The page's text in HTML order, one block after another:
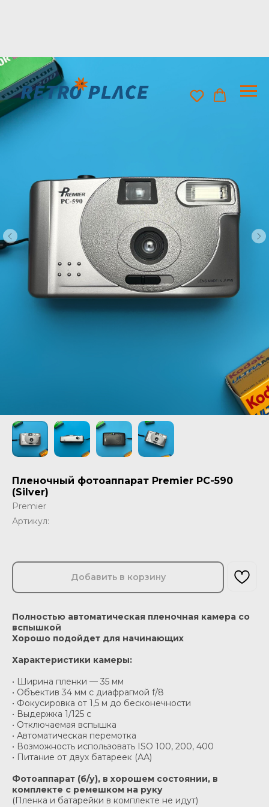
Пленочный фотоаппарат Premier PC-590
(Silver)
Premier
Артикул:
Добавить в корзину
Полностью автоматическая пленочная камера со
вспышкой
Хорошо подойдет для начинающих
Характеристики камеры:
• Ширина пленки — 35 мм
• Объектив 34 мм с диафрагмой f/8
• Фокусировка от 1,5 м до бесконечности
• Выдержка 1/125 c
• Отключаемая вспышка
• Автоматическая перемотка
• Возможность использовать ISO 100, 200, 400
• Питание от двух батареек (АА)
Фотоаппарат (б/у), в хорошем состоянии, в
комплекте с ремешком на руку
(Пленка и батарейки в комплекте не идут)